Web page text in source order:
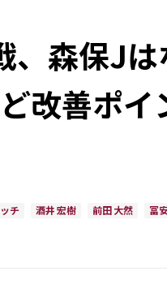
森保J
改善ポ
チ 酒井 宏樹 前田 大然 冨